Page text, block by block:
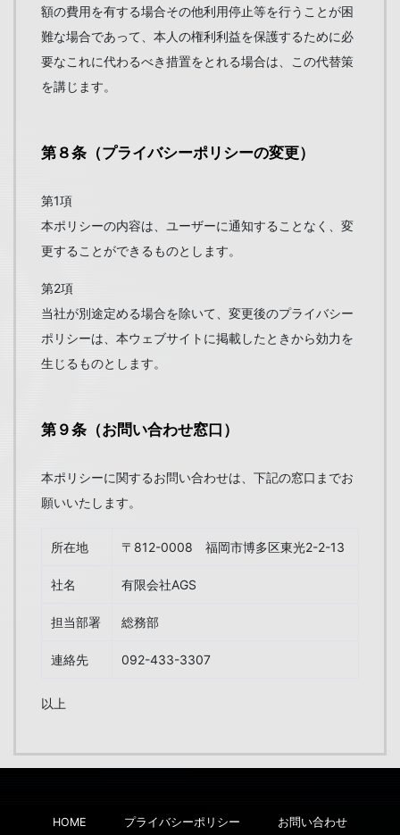
額の費用を有する場合その他利用停止等を行うことが困
難な場合であって、本人の権利利益を保護するために必
要なこれに代わるべき措置をとれる場合は、この代替策
を講じます。
第８条（プライバシーポリシーの変更）
第1項
本ポリシーの内容は、ユーザーに通知することなく、変
更することができるものとします。
第2項
当社が別途定める場合を除いて、変更後のプライバシー
ポリシーは、本ウェブサイトに掲載したときから効力を
生じるものとします。
第９条（お問い合わせ窓口）
本ポリシーに関するお問い合わせは、下記の窓口までお
願いいたします。
所在地 〒812-0008 福岡市博多区東光2-2-13
社名 有限会社AGS
担当部署 総務部
連絡先 092-433-3307
以上
HOME プライバシーポリシー お問い合わせ